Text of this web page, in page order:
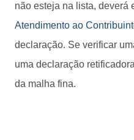
não esteja na lista, deverá
Atendimento ao
declaração. Se verificar
uma declaração
da malha fina.